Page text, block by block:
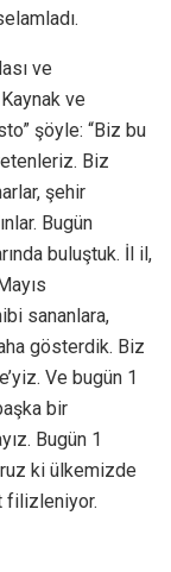
ve
ve
şöyle: “Biz bu
Biz
şehir
Bugün
buluştuk. İl il,
sananlara,
gösterdik. Biz
Ve bugün 1
bir
Bugün 1
ki ülkemizde
filizleniyor.